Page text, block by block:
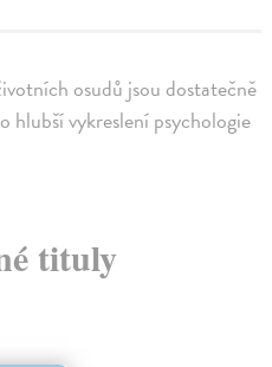
osudů jsou dostatečně
hlubší vykreslení psychologie
tituly